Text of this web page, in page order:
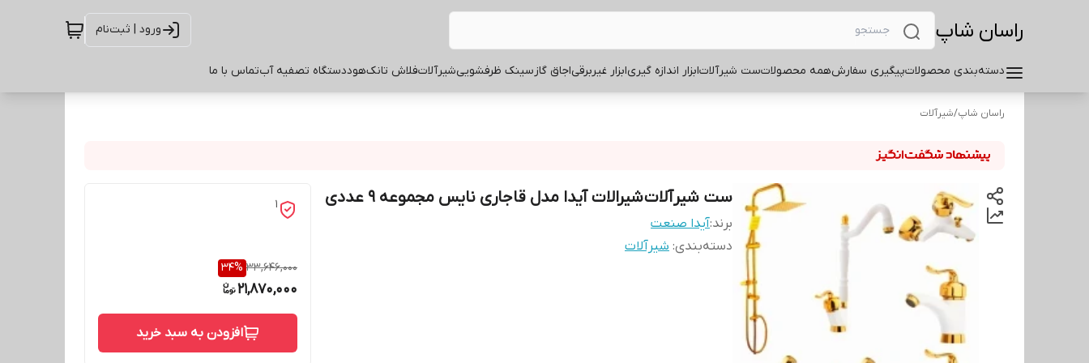
راسان شاپ ورود | ثبت‌نام
دسته‌بندی محصولاتپیگیری سفارشهمه محصولاتست شیرآلاتابزار اندازه گیریابزار غیربرقیاجاق گازسینک ظرفشوییشیرآلاتفلاش تانکهوددستگاه تصفیه آبتماس با ما
راسان شاپ/شیرآلات
ست شیرآلات شیرالات آیدا مدل قاجاری نایس مجموعه 9 عددی
برند:آیدا صنعت
دسته‌بندی: شیرآلات
1
33,646,000
34%
21,870,000
افزودن به سبد خرید